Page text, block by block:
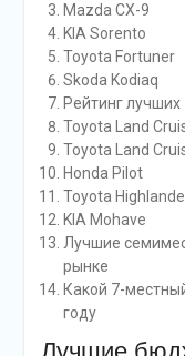
Mazda CX-9
KIA Sorento
Toyota Fortuner
Skoda Kodiaq
Рейтинг
Toyota Land
Toyota Land
Honda Pilot
Toyota
KIA Mohave
Лучшие
рынке
Какой 7-
году